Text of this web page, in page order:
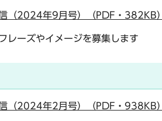
（2024年9月号）（PDF・382KB）
レーズやイメージを募集します
（2024年2月号）（PDF・938KB）